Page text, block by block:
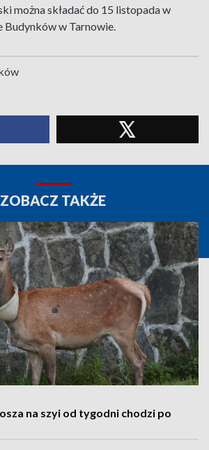
można składać do 15 listopada w
w Tarnowie.
ZOBACZ TAKŻE
na szyi od tygodni chodzi po